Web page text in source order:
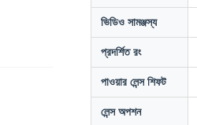
ভিডিও সামঞ্জস্য
প্রদর্শিত রং
পাওয়ার লেন্স শিফট
লেন্স অপশন